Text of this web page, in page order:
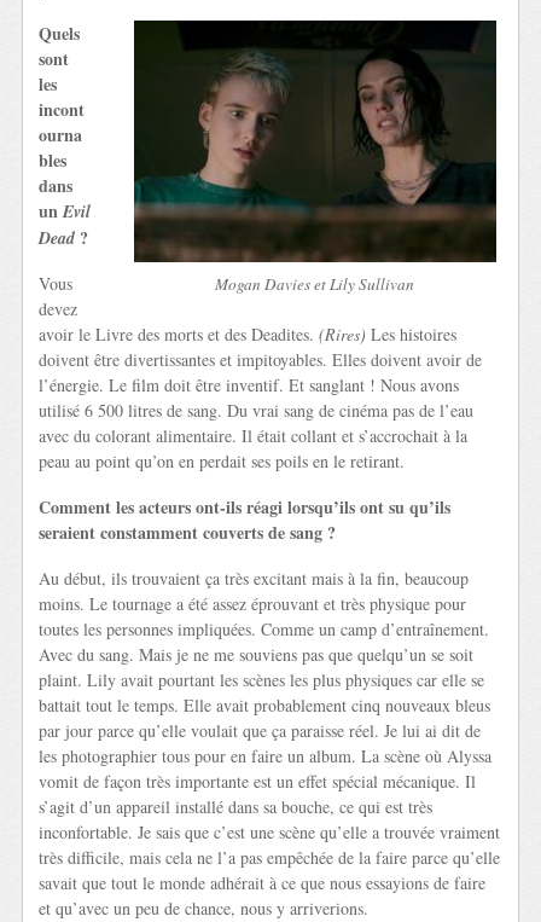
Mogan Davies et Lily Sullivan
Quels
sont
les
incont
ourna
bles
dans
unEvil
Dead ?
Vous
devez
avoir le Livre des morts et des Deadites.(Rires) Les histoires
doivent être divertissantes et impitoyables. Elles doivent avoir de
l’énergie. Le film doit être inventif. Et sanglant ! Nous avons
utilisé 6 500 litres de sang. Du vrai sang de cinéma pas de l’eau
avec du colorant alimentaire. Il était collant et s’accrochait à la
peau au point qu’on en perdait ses poils en le retirant.
Comment les acteurs ont-ils réagi lorsqu’ils ont su qu’ils
seraient constamment couverts de sang ?
Au début, ils trouvaient ça très excitant mais à la fin, beaucoup
moins. Le tournage a été assez éprouvant et très physique pour
toutes les personnes impliquées. Comme un camp d’entraînement.
Avec du sang. Mais je ne me souviens pas que quelqu’un se soit
plaint. Lily avait pourtant les scènes les plus physiques car elle se
battait tout le temps. Elle avait probablement cinq nouveaux bleus
par jour parce qu’elle voulait que ça paraisse réel. Je lui ai dit de
les photographier tous pour en faire un album. La scène où Alyssa
vomit de façon très importante est un effet spécial mécanique. Il
s’agit d’un appareil installé dans sa bouche, ce qui est très
inconfortable. Je sais que c’est une scène qu’elle a trouvée vraiment
très difficile, mais cela ne l’a pas empêchée de la faire parce qu’elle
savait que tout le monde adhérait à ce que nous essayions de faire
et qu’avec un peu de chance, nous y arriverions.